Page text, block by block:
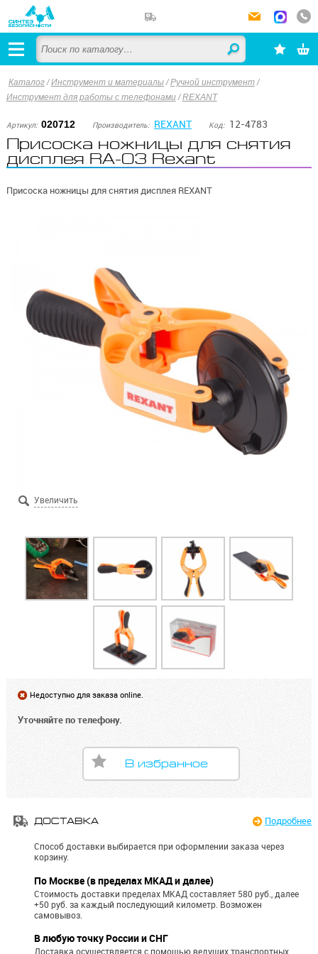
Каталог/Инструмент и материалы /Ручной инструмент /
Инструмент для работы с телефонами /REXANT
Артикул: 020712 Производитель: REXANT Код: 12-4783
Присоска ножницы для снятия
дисплея RA-03 Rexant
Присоска ножницы для снятия дисплея REXANT
Недоступно для заказа online.
Уточняйте по телефону.
В избранное
ДОСТАВКА Подробнее
Способ доставки выбирается при оформлении заказа через
корзину.
По Москве (в пределах МКАД и далее)
Стоимость доставки пределах МКАД составляет 580 руб., далее
+50 руб. за каждый последующий километр. Возможен
самовывоз.
В любую точку России и СНГ
Доставка осуществляется с помощью ведущих транспортных